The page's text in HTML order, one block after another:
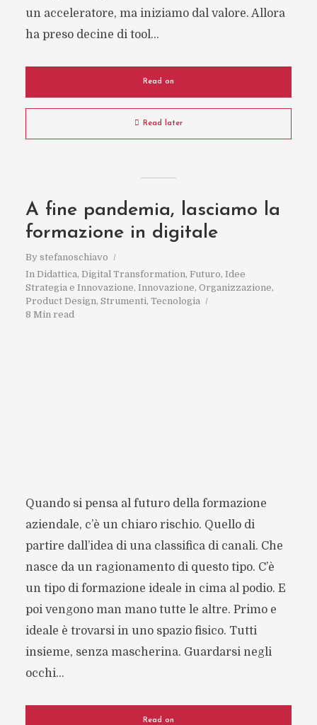
un acceleratore, ma iniziamo dal valore. Allora
ha preso decine di tool...
Read on
Read later
A fine pandemia, lasciamo la
formazione in digitale
By stefanoschiavo
In Didattica, Digital Transformation, Futuro, Idee
Strategia e Innovazione, Innovazione, Organizzazione,
Product Design, Strumenti, Tecnologia
8 Min read
Quando si pensa al futuro della formazione
aziendale, c’è un chiaro rischio. Quello di
partire dall’idea di una classifica di canali. Che
nasce da un ragionamento di questo tipo. C’è
un tipo di formazione ideale in cima al podio. E
poi vengono man mano tutte le altre. Primo e
ideale è trovarsi in uno spazio fisico. Tutti
insieme, senza mascherina. Guardarsi negli
occhi...
Read on